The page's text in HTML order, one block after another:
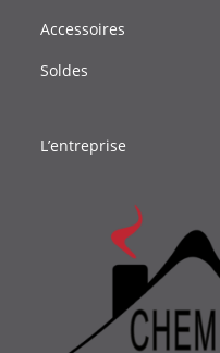
Accessoires
Soldes
L’entreprise